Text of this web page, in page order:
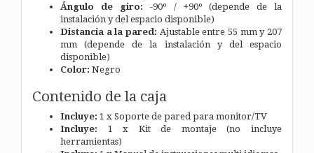
Ángulo de giro: -90º / +90º (depende de la
instalación y del espacio disponible)
Distancia a la pared: Ajustable entre 55 mm y 207
mm (depende de la instalación y del espacio
disponible)
Color: Negro
Contenido de la caja
Incluye: 1 x Soporte de pared para monitor/TV
Incluye: 1 x Kit de montaje (no incluye
herramientas)